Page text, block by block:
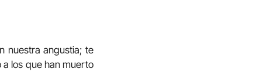
nuestra angustia; te
los que han muerto